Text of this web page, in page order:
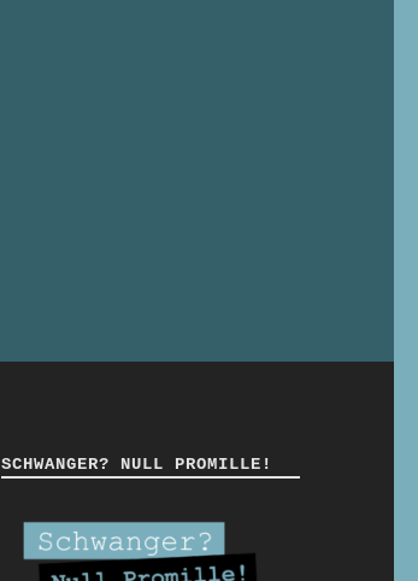
SCHWANGER? NULL PROMILLE!